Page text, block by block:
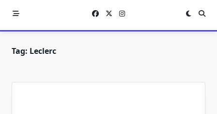
Tag: Leclerc